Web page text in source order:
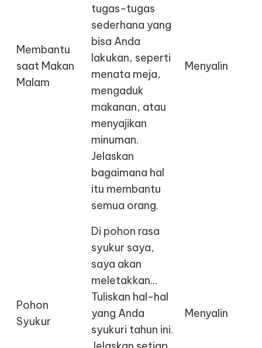
Membantu
saat Makan
Malam
tugas-tugas
sederhana yang
bisa Anda
lakukan, seperti
menata meja,
mengaduk
makanan, atau
menyajikan
minuman.
Jelaskan
bagaimana hal
itu membantu
semua orang.
Menyalin
Pohon
Syukur
Di pohon rasa
syukur saya,
saya akan
meletakkan...
Tuliskan hal-hal
yang Anda
syukuri tahun ini.
Menyalin